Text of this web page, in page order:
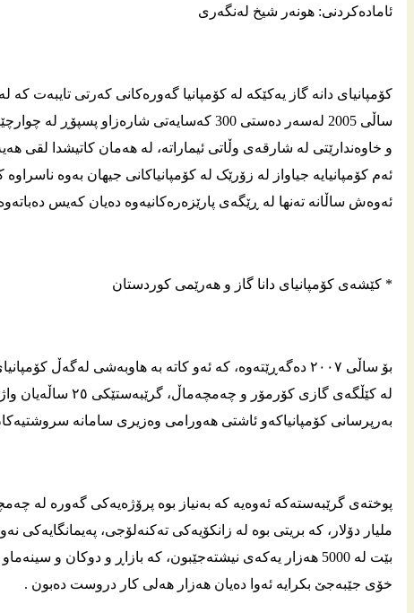
ئاماده‌كردنی: هونه‌ر شیخ له‌نگه‌ری
کۆمپانیای دانه‌ گاز یه‌کێکه‌ له‌ کۆمپانیا گه‌وره‌کانی که‌رتی
ساڵی 2005 له‌سه‌ر ده‌ستی 300 که‌سایه‌تی
و خاوه‌ندارێتی له‌ شارقه‌ی وڵاتی ئیماراته‌‌، له‌ هه‌مان کاتیشدا لقی
ئه‌م کۆمپانیایه‌ جیاواز له‌ زۆرێک له‌ کۆمپانیاکانی جیهان به‌وه‌
ئه‌وه‌ش ساڵانه‌ ته‌نها له‌ ڕێگه‌ی پارێزه‌ره‌کانیه‌وه‌ ده‌یان که‌یس
* كێشه‌ى كۆمپانیای دانا گاز و هه‌رێمى كوردستان
بۆ ساڵی ٢٠٠٧ دەگەڕێتەوە، کە ئەو کاتە بە هاوبەشی لەگەڵ
لە کێڵگەی گازی
به‌رپرسانی کۆمپانیاکه‌و ئاشتی هه‌ورامی وه‌زیری سامانه‌
ملیار دۆلار، که‌ بریتی بوه‌ له‌ زانکۆیه‌کی ته‌کنه‌لۆجی،
بێت له‌ 5000 هه‌زار یه‌که‌ی نیشته‌جێبون، که‌ ‌بازاڕ و دوکان و
خۆی جێبه‌جێ بکرایه‌ ئه‌وا ده‌یان هه‌زار هه‌لی کار دروست ده‌بون .